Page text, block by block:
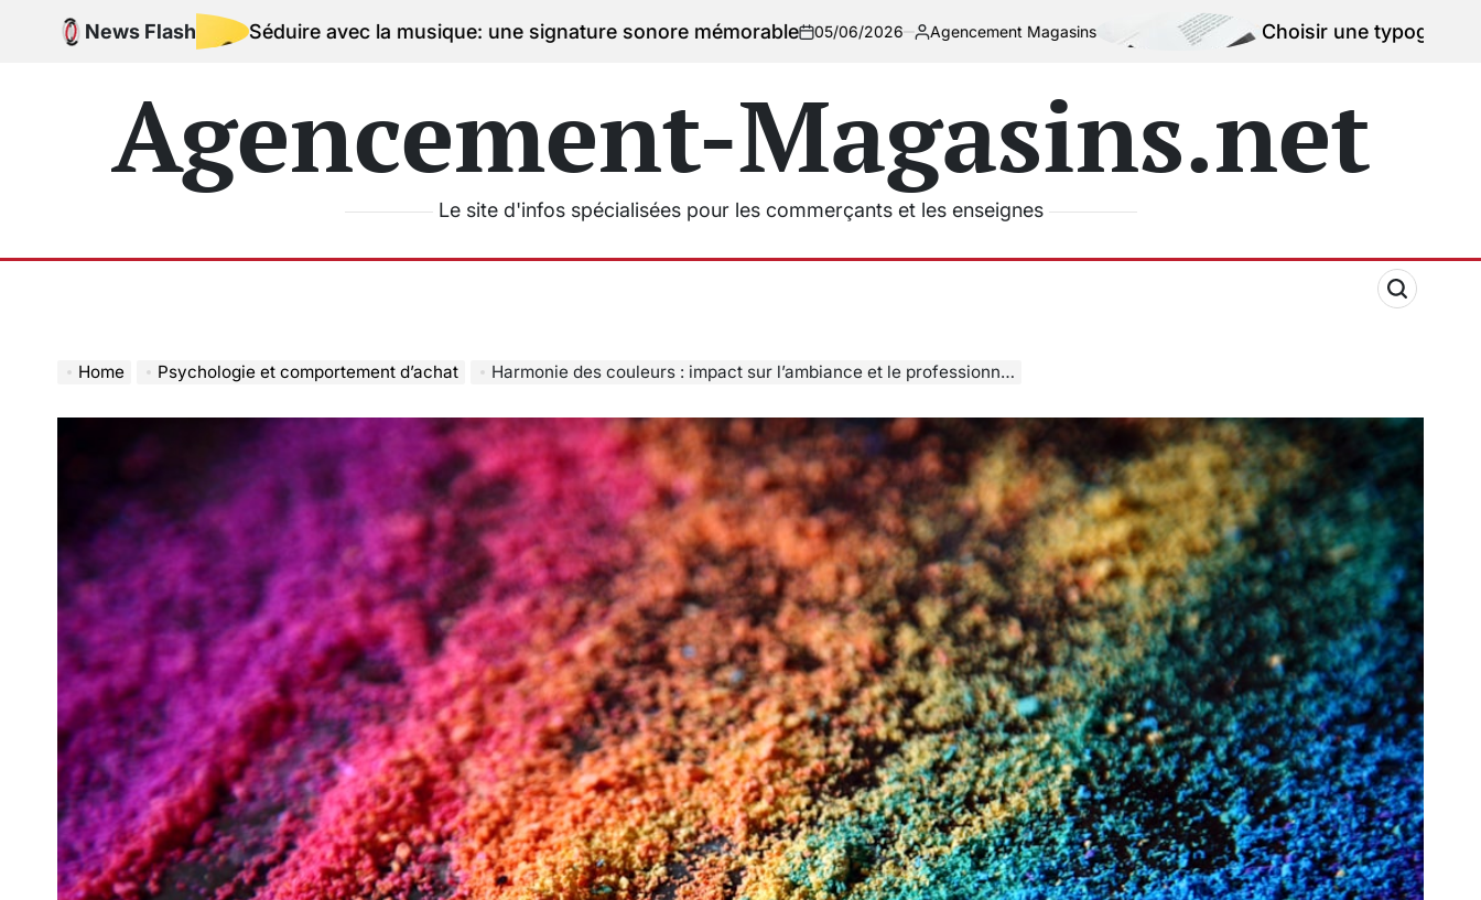
News Flash
Séduire avec la musique: une signature sonore mémorableon
05/06/2026
Posted
Agencement Magasins Choisir une typographie efficace
Agencement-Magasins.net
Le site d'infos spécialisées pour les commerçants et les enseignes
Home Psychologie et comportement d’achat Harmonie des couleurs : impact sur l’ambiance et le professionnalisme